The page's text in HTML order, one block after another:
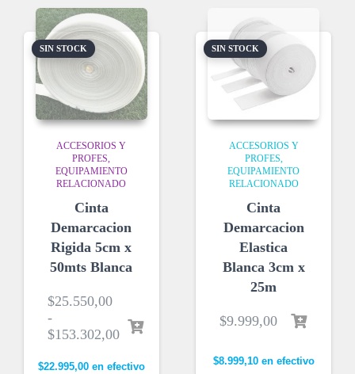
SIN STOCK
ACCESORIOS Y
PROFES
EQUIPAMIENTO
RELACIONADO
Cinta
Demarcacion
Rigida 5cm x
50mts Blanca
$25.550,00
-
$153.302,00
$22.995,00en efectivo
SIN STOCK
ACCESORIOS Y
PROFES
EQUIPAMIENTO
RELACIONADO
Cinta
Demarcacion
Elastica
Blanca 3cm x
25m
$9.999,00
$8.999,10en efectivo